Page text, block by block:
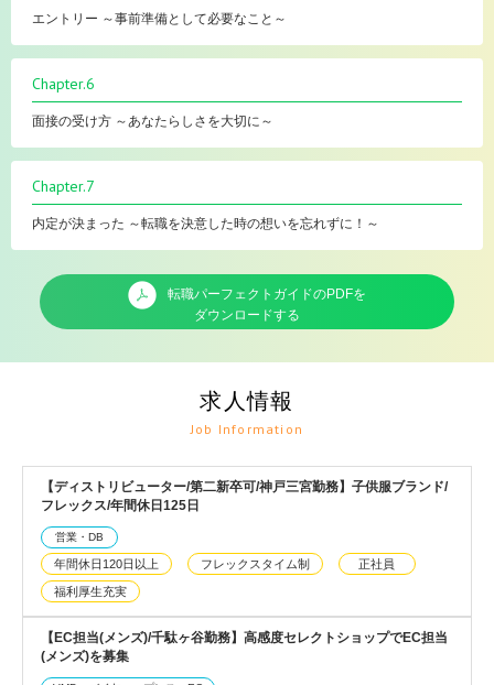
エントリー ～事前準備として必要なこと～
Chapter.6
面接の受け方 ～あなたらしさを大切に～
Chapter.7
内定が決まった ～転職を決意した時の想いを忘れずに！～
転職パーフェクトガイドのPDFを
ダウンロードする
求人情報
Job Information
【ディストリビューター/第二新卒可/神戸三宮勤務】子供服ブランド/
フレックス/年間休日125日
営業・DB
年間休日120日以上 フレックスタイム制 正社員
福利厚生充実
【EC担当(メンズ)/千駄ヶ谷勤務】高感度セレクトショップでEC担当
(メンズ)を募集